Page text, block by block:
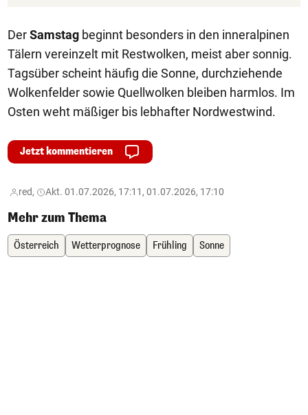
DerSamstag beginnt besonders in den inneralpinen
Tälern vereinzelt mit Restwolken, meist aber sonnig.
Tagsüber scheint häufig die Sonne, durchziehende
Wolkenfelder sowie Quellwolken bleiben harmlos. Im
Osten weht mäßiger bis lebhafter Nordwestwind.
Jetzt kommentieren
red, Akt. 01.07.2026, 17:11, 01.07.2026, 17:10
Mehr zum Thema
Österreich Wetterprognose Frühling Sonne